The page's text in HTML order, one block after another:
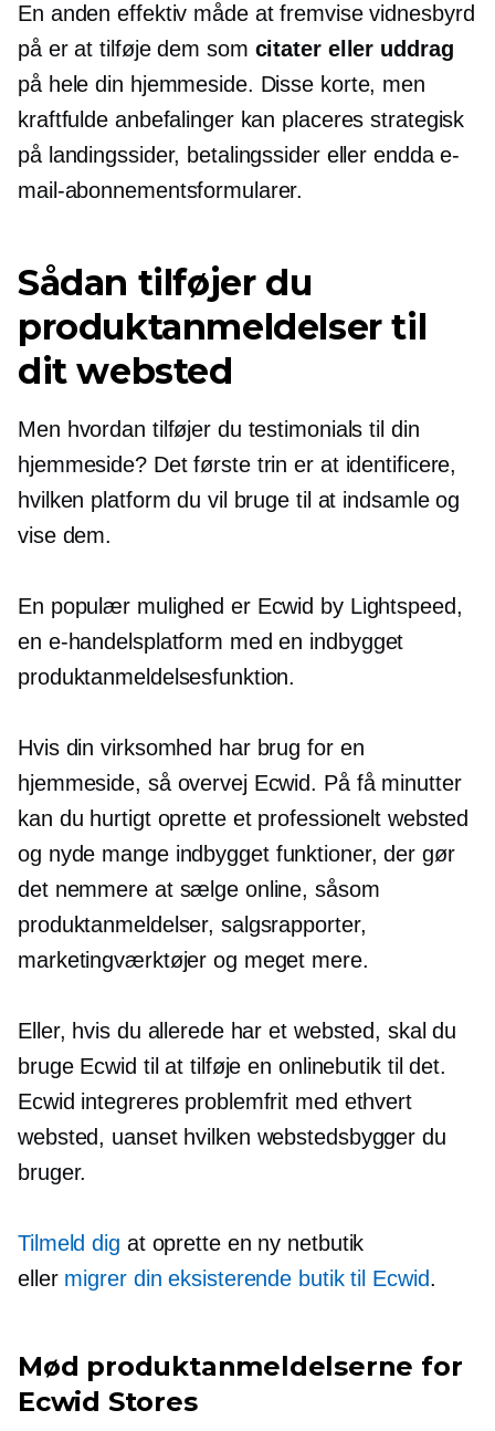
En anden effektiv måde at fremvise vidnesbyrd
på er at tilføje dem som citater eller uddrag
på hele din hjemmeside. Disse korte, men
kraftfulde anbefalinger kan placeres strategisk
på landingssider, betalingssider eller endda e-
mail-abonnementsformularer.
Sådan tilføjer du
produktanmeldelser til
dit websted
Men hvordan tilføjer du testimonials til din
hjemmeside? Det første trin er at identificere,
hvilken platform du vil bruge til at indsamle og
vise dem.
En populær mulighed er Ecwid by Lightspeed,
en e-handelsplatform med en indbygget
produktanmeldelsesfunktion.
Hvis din virksomhed har brug for en
hjemmeside, så overvej Ecwid. På få minutter
kan du hurtigt oprette et professionelt websted
og nyde mange indbyggetfunktioner, der gør
det nemmere at sælge online, såsom
produktanmeldelser, salgsrapporter,
marketingværktøjer og meget mere.
Eller, hvis du allerede har et websted, skal du
bruge Ecwid til at tilføje en onlinebutik til det.
Ecwid integreres problemfrit med ethvert
websted, uanset hvilken webstedsbygger du
bruger.
Tilmeld dig at oprette en ny netbutik
eller migrer din eksisterende butik til Ecwid.
Mød produktanmeldelserne for
Ecwid Stores